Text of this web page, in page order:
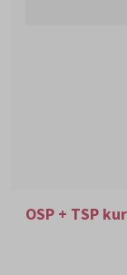
OSP + TSP